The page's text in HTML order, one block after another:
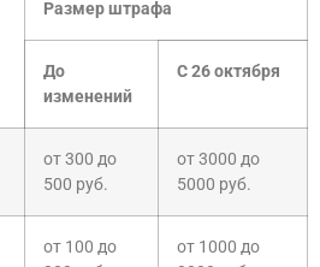
Размер штрафа
До
изменений
С 26 октября
от 300 до
500 руб.
от 3000 до
5000 руб.
от 100 до
от 1000 до